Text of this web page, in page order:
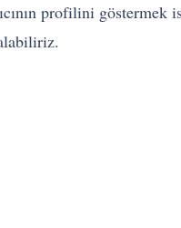
profilini göstermek